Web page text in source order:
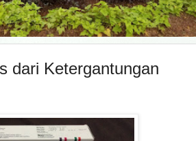
dari Ketergantungan